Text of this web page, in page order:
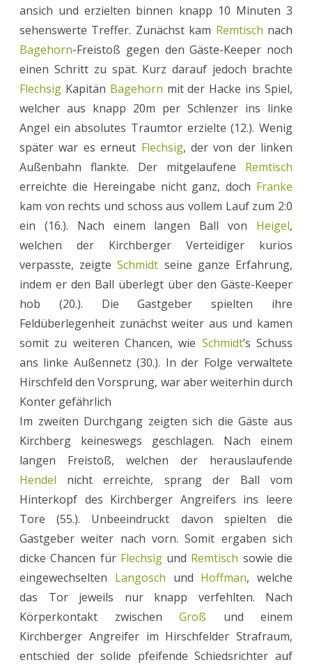
ansich und erzielten binnen knapp 10 Minuten 3
sehenswerte Treffer. Zunächst kam Remtisch nach
Bagehorn-Freistoß gegen den Gäste-Keeper noch
einen Schritt zu spät. Kurz darauf jedoch brachte
Flechsig Kapitän Bagehorn mit der Hacke ins Spiel,
welcher aus knapp 20m per Schlenzer ins linke
Angel ein absolutes Traumtor erzielte (12.). Wenig
später war es erneut Flechsig, der von der linken
Außenbahn flankte. Der mitgelaufene Remtisch
erreichte die Hereingabe nicht ganz, doch Franke
kam von rechts und schoss aus vollem Lauf zum 2:0
ein (16.). Nach einem langen Ball von Heigel,
welchen der Kirchberger Verteidiger kurios
verpasste, zeigteSchmidt seine ganze Erfahrung,
indem er den Ball überlegt über den Gäste-Keeper
hob (20.). Die Gastgeber spielten ihre
Feldüberlegenheit zunächst weiter aus und kamen
somit zu weiteren Chancen, wie Schmidt’s Schuss
ans linke Außennetz (30.). In der Folge verwaltete
Hirschfeld den Vorsprung, war aber weiterhin durch
Konter gefährlich
Im zweiten Durchgang zeigten sich die Gäste aus
Kirchberg keineswegs geschlagen. Nach einem
langen Freistoß, welchen der herauslaufende
Hendel nicht erreichte, sprang der Ball vom
Hinterkopf des Kirchberger Angreifers ins leere
Tore (55.). Unbeeindruckt davon spielten die
Gastgeber weiter nach vorn. Somit ergaben sich
dicke Chancen für Flechsigund Remtisch sowie die
eingewechselten Langosch und Hoffman, welche
das Tor jeweils nur knapp verfehlten. Nach
Körperkontakt zwischen Groß und einem
Kirchberger Angreifer im Hirschfelder Strafraum,
entschied der solide pfeifende Schiedsrichter auf